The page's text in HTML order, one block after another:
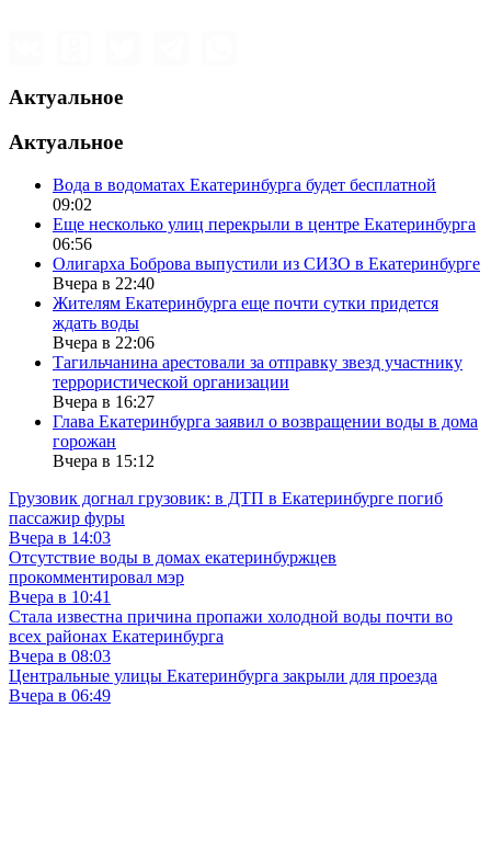
Актуальное
Актуальное
Вода в водоматах Екатеринбурга будет бесплатной
09:02
Еще несколько улиц перекрыли в центре Екатеринбурга
06:56
Олигарха Боброва выпустили из СИЗО в Екатеринбурге
Вчера в 22:40
Жителям Екатеринбурга еще почти сутки придется
ждать воды
Вчера в 22:06
Тагильчанина арестовали за отправку звезд участнику
террористической организации
Вчера в 16:27
Глава Екатеринбурга заявил о возвращении воды в дома
горожан
Вчера в 15:12
Грузовик догнал грузовик: в ДТП в Екатеринбурге погиб
пассажир фуры
Вчера в 14:03
Отсутствие воды в домах екатеринбуржцев
прокомментировал мэр
Вчера в 10:41
Стала известна причина пропажи холодной воды почти во
всех районах Екатеринбурга
Вчера в 08:03
Центральные улицы Екатеринбурга закрыли для проезда
Вчера в 06:49